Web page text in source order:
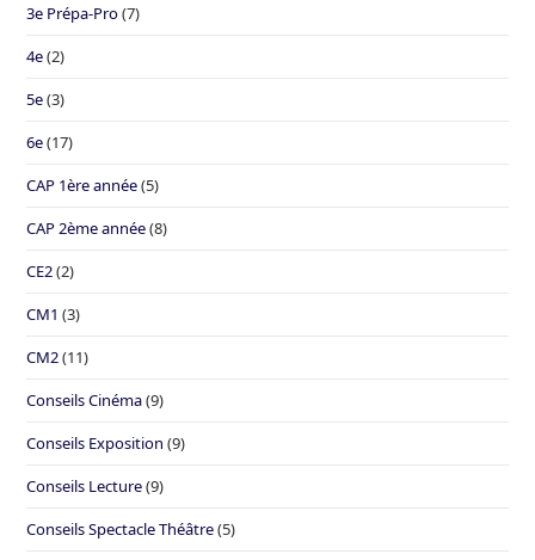
3e Prépa-Pro(7)
4e(2)
5e(3)
6e(17)
CAP 1ère année(5)
CAP 2ème année(8)
CE2(2)
CM1 (3)
CM2(11)
Conseils Cinéma(9)
Conseils Exposition (9)
Conseils Lecture(9)
Conseils Spectacle Théâtre(5)